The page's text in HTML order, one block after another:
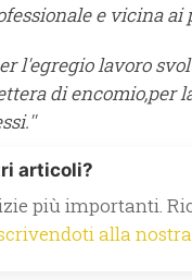
e vicina
l'egregio lavoro
di encomio,per
articoli?
più importanti.
alla